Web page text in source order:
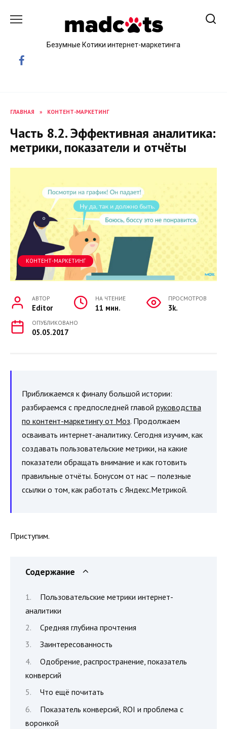
Безумные Котики интернет-маркетинга
ГЛАВНАЯ » КОНТЕНТ-МАРКЕТИНГ
Часть 8.2. Эффективная аналитика:
метрики, показатели и отчёты
КОНТЕНТ-МАРКЕТИНГ
АВТОР
Editor
НА ЧТЕНИЕ
11 мин.
ПРОСМОТРОВ
3k.
ОПУБЛИКОВАНО
05.05.2017
Приближаемся к финалу большой истории:
разбираемся с предпоследней главой руководства
по контент-маркетингу от Моз. Продолжаем
осваивать интернет-аналитику. Сегодня изучим, как
создавать пользовательские метрики, на какие
показатели обращать внимание и как готовить
правильные отчёты. Бонусом от нас — полезные
ссылки о том, как работать с Яндекс.Метрикой.
Приступим.
Содержание
Пользовательские метрики интернет-
аналитики
Средняя глубина прочтения
Заинтересованность
Одобрение, распространение, показатель
конверсий
Что ещё почитать
Показатель конверсий, ROI и проблема с
воронкой